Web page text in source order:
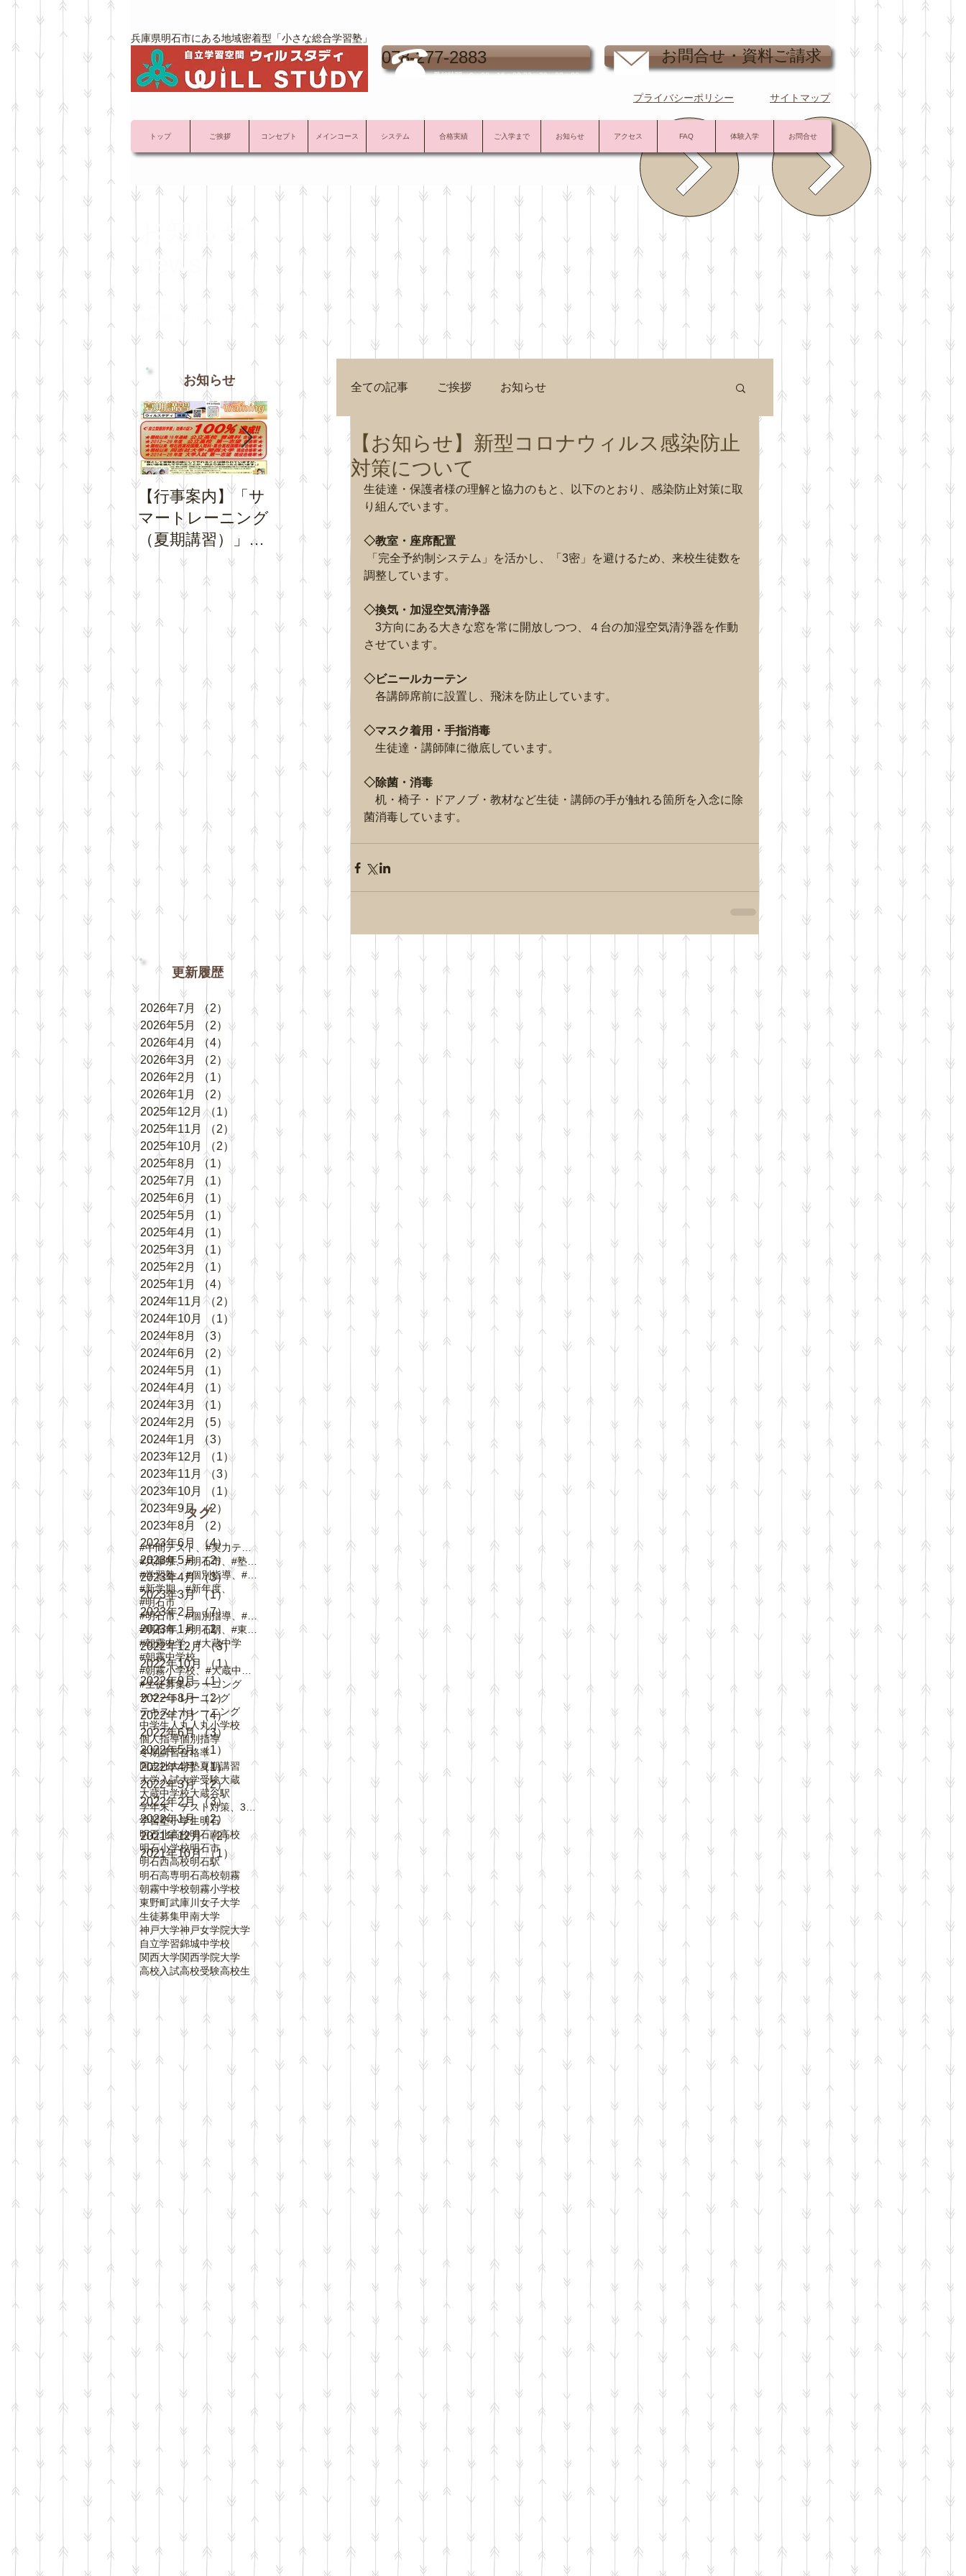
兵庫県明石市にある地域密着型「小さな総合学習塾」
078-277-2883
受付時間 9：00～16：00 22：30～23：00
お問合せ・資料ご請求
プライバシーポリシー サイトマップ
トップ ご挨拶 コンセプト メインコース システム 合格実績 ご入学まで お知らせ アクセス FAQ 体験入学 お問合せ
お知らせ
news
WILL STUDY ウィル スタディの
最新情報をお知らせいたします。
お知らせ
【行事案内】「サ
マートレーニング
（夏期講習）」の
お申込受付を開始
いたします。
【お知らせ】夏休
み期間中の「通常
トレーニング」の
日程について
全ての記事 ご挨拶 お知らせ
【お知らせ】新型コロナウィルス感染防止
対策について
生徒達・保護者様の理解と協力のもと、以下のとおり、感染防止対策に取
り組んでいます。
◇教室・座席配置
「完全予約制システム」を活かし、「3密」を避けるため、来校生徒数を
調整しています。
◇換気・加湿空気清浄器
3方向にある大きな窓を常に開放しつつ、４台の加湿空気清浄器を作動
させています。
◇ビニールカーテン
各講師席前に設置し、飛沫を防止しています。
◇マスク着用・手指消毒
生徒達・講師陣に徹底しています。
◇除菌・消毒
机・椅子・ドアノブ・教材など生徒・講師の手が触れる箇所を入念に除
菌消毒しています。
更新履歴
2026年7月 （2）
2件の記事
2026年5月
（2） 2件の記事
2026年4月
（4）
4件の記事
2026年3月
（2） 2件の記事
2026年2月
（1）
1件の記事
2026年1月
（2） 2件の記事
2025年12月 （1）
1件の記事
2025年11月
（2）
2件の記事
2025年10月
（2）
2025年8月
（1）
2025年7月
（1）
2025年6月
（1）
1件の記事
2025年5月
（1）
1件の記事
2025年4月
（1）
1件の記事
2025年3月
（1）
1件の記事
2025年2月
（1）
1件の記事
2025年1月
（4） 4件の記事
2024年11月 （2）
2件の記事
2024年10月
（1）1件の記事
2024年8月
（3）
3件の記事
2024年6月
（2）2件の記事
2024年5月
（1）
1件の記事
2024年4月
（1） 1件の記事
2024年3月
（1）
1件の記事
2024年2月
（5） 5件の記事
2024年1月
（3）
3件の記事
2023年12月
（1）1件の記事
2023年11月 （3）
3件の記事
2023年10月
（1）1件の記事
2023年9月 （2）
2件の記事
2023年8月
（2） 2件の記事
2023年6月
（4）4件の記事
2023年5月 （2）
2件の記事
2023年4月 （3）3件の記事
2023年3月 （1）
2023年2月 （7）7件の記事
2023年1月 （2）
2件の記事
2022年12月 （3）3件の記事
2022年10月
（1） 1件の記事
2022年9月 （1） 1件の記事
2022年8月 （2）2件の記事
2022年7月 （4）4件の記事
2022年6月 （3） 3件の記事
2022年5月 （1） 1件の記事
2022年4月 （1）1件の記事
2022年3月 （2）2件の記事
2022年2月 （3）3件の記事
2022年1月 （2） 2件の記事
2021年12月 （2）2件の記事
2021年10月 （1）1件の記事
タグ
#中間テスト、#実力テスト、#テスト対策
#新学期、#新年度、
#明石市
#明石市、#個別指導、#春期講習、
#朝霧中学、#大蔵中学
#朝霧中学校
#生徒募集eラーニング
サマートレーニング
テキストトレーニング
中学生人丸人丸小学校
個人指導個別指導
冬期講習合格率
同志社大学塾夏期講習
大学入試大学受験大蔵
大蔵中学校大蔵谷駅
学習塾小学生明石
明石北高校明石南高校
明石小学校明石市
明石西高校明石駅
明石高専明石高校朝霧
朝霧中学校朝霧小学校
東野町武庫川女子大学
生徒募集甲南大学
神戸大学神戸女学院大学
自立学習錦城中学校
関西大学関西学院大学
高校入試高校受験高校生